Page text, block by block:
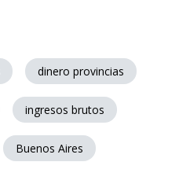
dinero provincias
ingresos brutos
Buenos Aires